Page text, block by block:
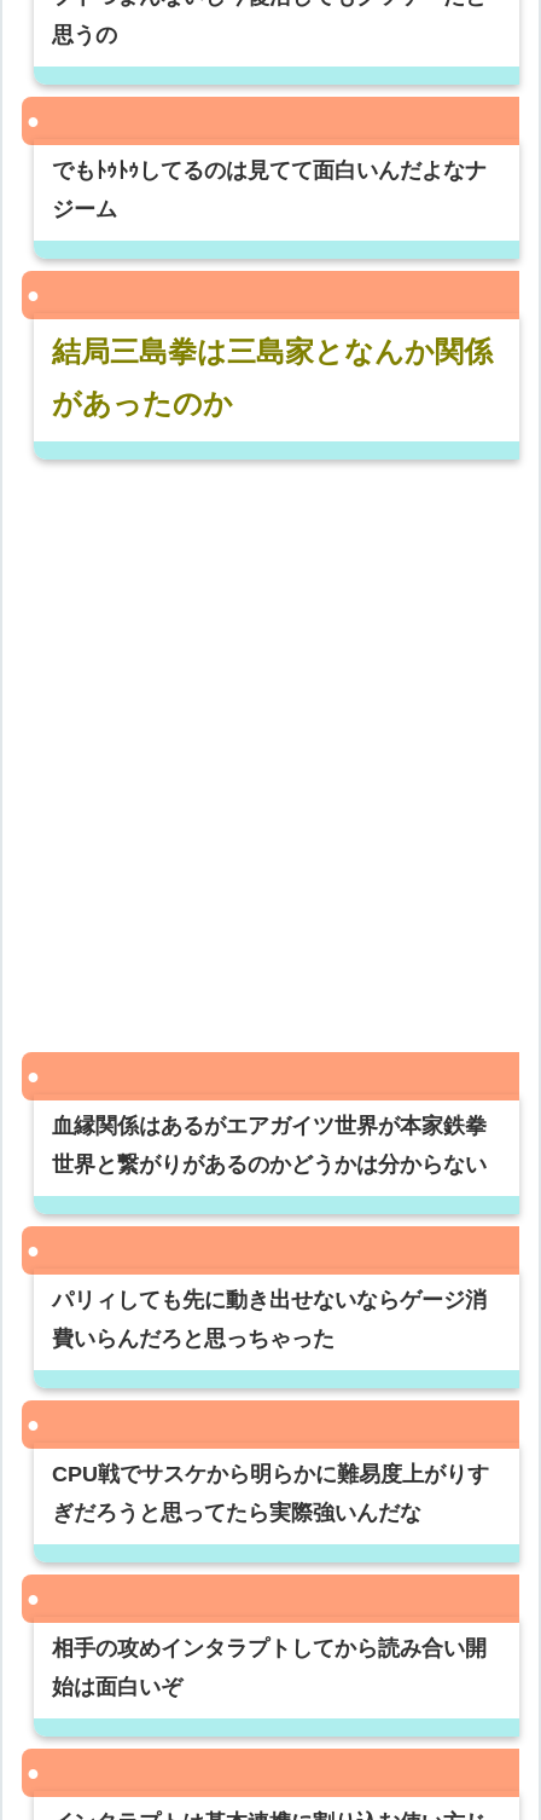
思うの
でもﾄｩﾄｩしてるのは見てて面白いんだよなナ
ジーム
結局三島拳は三島家となんか関係
があったのか
血縁関係はあるがエアガイツ世界が本家鉄拳
世界と繋がりがあるのかどうかは分からない
パリィしても先に動き出せないならゲージ消
費いらんだろと思っちゃった
CPU戦でサスケから明らかに難易度上がりす
ぎだろうと思ってたら実際強いんだな
相手の攻めインタラプトしてから読み合い開
始は面白いぞ